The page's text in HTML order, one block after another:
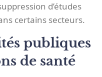
d’études
certains secteurs.
publiques
de santé